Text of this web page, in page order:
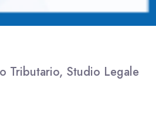
Tributario, Studio Legale